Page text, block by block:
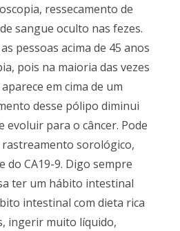
ressecamento de
sangue oculto nas fezes.
pessoas acima de 45 anos
pois na maioria das vezes
em cima de um
desse pólipo diminui
evoluir para o câncer. Pode
sorológico,
do CA19-9. Digo sempre
ter um hábito intestinal
intestinal com dieta rica
ingerir muito líquido,